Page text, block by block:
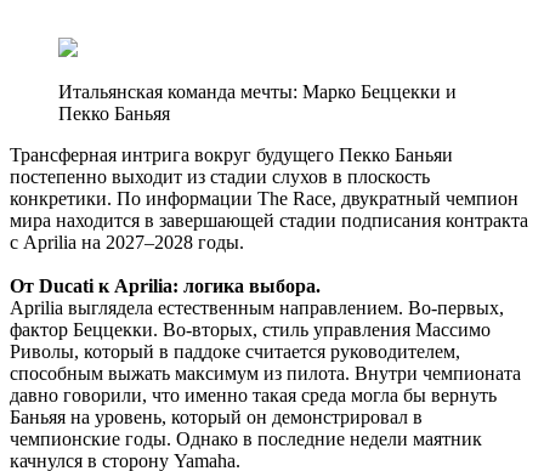
Итальянская команда мечты: Марко Беццекки и
Пекко Баньяя
Трансферная интрига вокруг будущего Пекко Баньяи
постепенно выходит из стадии слухов в плоскость
конкретики. По информации The Race, двукратный чемпион
мира находится в завершающей стадии подписания контракта
с Aprilia на 2027–2028 годы.
От Ducati к Aprilia: логика выбора.
Aprilia выглядела естественным направлением. Во-первых,
фактор Беццекки. Во-вторых, стиль управления Массимо
Риволы, который в паддоке считается руководителем,
способным выжать максимум из пилота. Внутри чемпионата
давно говорили, что именно такая среда могла бы вернуть
Баньяя на уровень, который он демонстрировал в
чемпионские годы. Однако в последние недели маятник
качнулся в сторону Yamaha.